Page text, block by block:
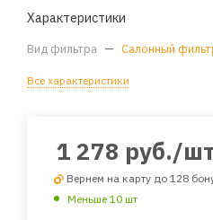
Характеристики
Вид фильтра — Салонный
Все характеристики
1 278 руб./
Вернем на карту до 128
Меньше 10 шт